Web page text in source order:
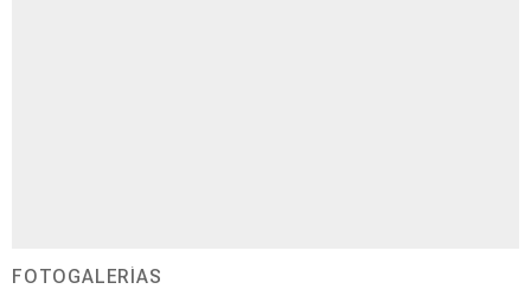
FOTOGALERÍAS